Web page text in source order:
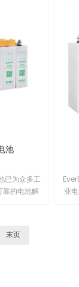
件变压器
达到H级绝
材和大功
能优越，
充电机具
恒流限压
可以在同
让
件
工
材
工
率
池
已为众多工
靠的电池解
长时间的
（TCO）
业
末页